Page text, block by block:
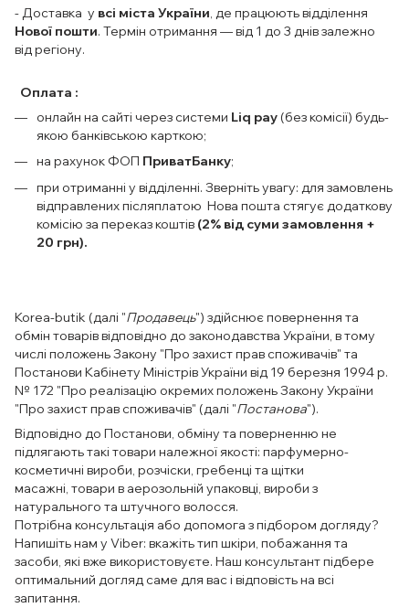
- Доставка у всі міста України, де працюють відділення
Нової пошти. Термін отримання — від 1 до 3 днів залежно
від регіону.
Оплата :
онлайн на сайті через системи Liq pay (без комісії) будь-
якою банківською карткою;
на рахунок ФОП ПриватБанку;
при отриманні у відділенні. Зверніть увагу: для замовлень
відправлених післяплатою Нова пошта стягує додаткову
комісію за переказ коштів (2% від суми замовлення +
20 грн).
Korea-butik (далі "Продавець") здійснює повернення та
обмін товарів відповідно до законодавства України, в тому
числі положень Закону "Про захист прав споживачів" та
Постанови Кабінету Міністрів України від 19 березня 1994 р.
№ 172 "Про реалізацію окремих положень Закону України
"Про захист прав споживачів" (далі "Постанова").
Відповідно до Постанови, обміну та поверненню не
підлягають такі товари належної якості: парфумерно-
косметичні вироби, розчіски, гребенці та щітки
масажні, товари в аерозольній упаковці, вироби з
натурального та штучного волосся.
Потрібна консультація або допомога з підбором догляду?
Напишіть нам у Viber: вкажіть тип шкіри, побажання та
засоби, які вже використовуєте. Наш консультант підбере
оптимальний догляд саме для вас і відповість на всі
запитання.